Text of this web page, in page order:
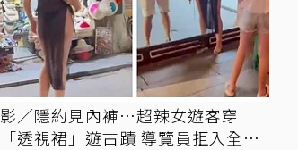
影／隱約見內褲…超辣女遊客穿
「透視裙」遊古蹟 導覽員拒入全網